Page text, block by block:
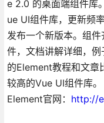
e 2.0 的桌面端组件库
ue UI组件库，更新频
发布一个新版本。组
件，文档讲解详细，
的Element教程和文章
较高的Vue UI组件库。
Element官网： http://